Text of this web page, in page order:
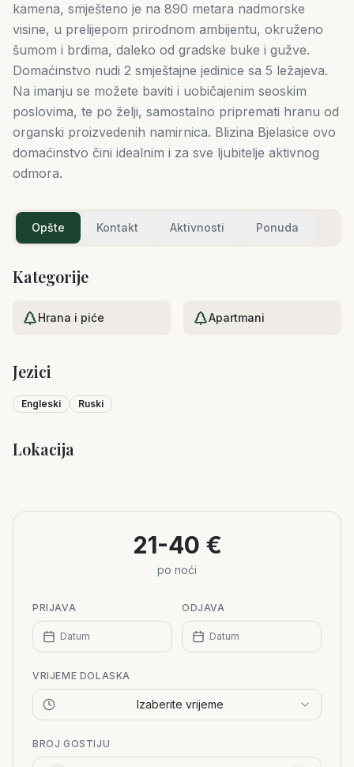
kamena, smješteno je na 890 metara nadmorske
visine, u prelijepom prirodnom ambijentu, okruženo
šumom i brdima, daleko od gradske buke i gužve.
Domaćinstvo nudi 2 smještajne jedinice sa 5 ležajeva.
Na imanju se možete baviti i uobičajenim seoskim
poslovima, te po želji, samostalno pripremati hranu od
organski proizvedenih namirnica. Blizina Bjelasice ovo
domaćinstvo čini idealnim i za sve ljubitelje aktivnog
odmora.
Opšte Kontakt Aktivnosti Ponuda
Kategorije
Hrana i piće Apartmani
Jezici
Engleski Ruski
Lokacija
−
21-40 €
po noći
PRIJAVA
Datum
ODJAVA
Datum
VRIJEME DOLASKA
Izaberite vrijeme
BROJ GOSTIJU